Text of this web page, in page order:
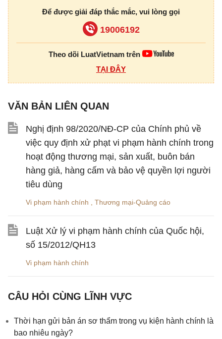
Để được giải đáp thắc mắc, vui lòng gọi
19006192
Theo dõi LuatVietnam trên
TẠI ĐÂY
VĂN BẢN LIÊN QUAN
Nghị định 98/2020/NĐ-CP của Chính phủ về
việc quy định xử phạt vi phạm hành chính trong
hoạt động thương mại, sản xuất, buôn bán
hàng giả, hàng cấm và bảo vệ quyền lợi người
tiêu dùng
Vi phạm hành chính Thương mại-Quảng cáo
Luật Xử lý vi phạm hành chính của Quốc hội,
số 15/2012/QH13
Vi phạm hành chính
CÂU HỎI CÙNG LĨNH VỰC
Thời hạn gửi bản án sơ thẩm trong vụ kiện hành chính là
bao nhiêu ngày?